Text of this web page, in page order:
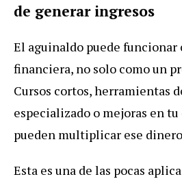
de generar ingresos
El aguinaldo puede funcionar
financiera, no solo como un
Cursos cortos, herramientas
especializado o mejoras en
pueden multiplicar ese
Esta es una de las pocas